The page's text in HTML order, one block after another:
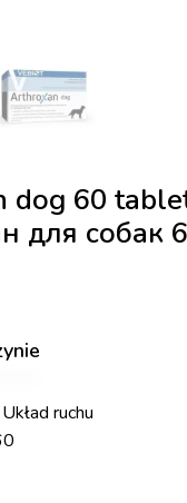
dog 60
для собак
Układ ruchu